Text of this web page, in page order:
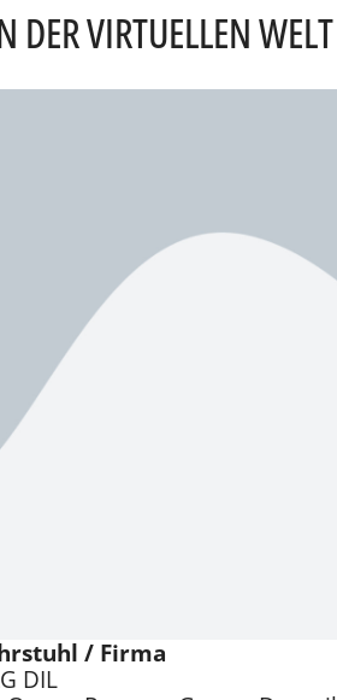
DER VIRTUELLEN WELT
/ Firma
DIL